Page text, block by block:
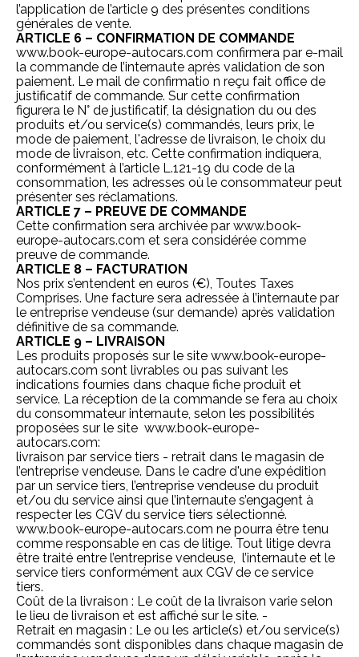
l’application de l’article 9 des présentes conditions
générales de vente.
ARTICLE 6 – CONFIRMATION DE COMMANDE
www.book-europe-autocars.com confirmera par e-mail
la commande de l’internaute après validation de son
paiement. Le mail de confirmatio n reçu fait office de
justificatif de commande. Sur cette confirmation
figurera le N° de justificatif, la désignation du ou des
produits et/ou service(s) commandés, leurs prix, le
mode de paiement, l'adresse de livraison, le choix du
mode de livraison, etc. Cette confirmation indiquera,
conformément à l’article L.121-19 du code de la
consommation, les adresses où le consommateur peut
présenter ses réclamations.
ARTICLE 7 – PREUVE DE COMMANDE
Cette confirmation sera archivée par www.book-
europe-autocars.com et sera considérée comme
preuve de commande.
ARTICLE 8 – FACTURATION
Nos prix s’entendent en euros (€), Toutes Taxes
Comprises. Une facture sera adressée à l’internaute par
le entreprise vendeuse (sur demande) après validation
définitive de sa commande.
ARTICLE 9 – LIVRAISON
Les produits proposés sur le site www.book-europe-
autocars.com sont livrables ou pas suivant les
indications fournies dans chaque fiche produit et
service. La réception de la commande se fera au choix
du consommateur internaute, selon les possibilités
proposées sur le site www.book-europe-
autocars.com:
livraison par service tiers - retrait dans le magasin de
l’entreprise vendeuse. Dans le cadre d'une expédition
par un service tiers, l’entreprise vendeuse du produit
et/ou du service ainsi que l’internaute s’engagent à
respecter les CGV du service tiers sélectionné.
www.book-europe-autocars.com ne pourra être tenu
comme responsable en cas de litige. Tout litige devra
être traité entre l’entreprise vendeuse, l’internaute et le
service tiers conformément aux CGV de ce service
tiers.
Coût de la livraison : Le coût de la livraison varie selon
le lieu de livraison et est affiché sur le site. -
Retrait en magasin : Le ou les article(s) et/ou service(s)
commandés sont disponibles dans chaque magasin de